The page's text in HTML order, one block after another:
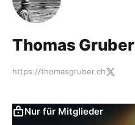
Thomas Gruber
https://thomasgruber.ch
Nur für Mitglieder